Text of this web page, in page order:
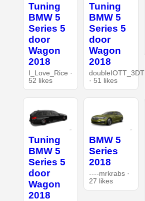
Tuning
BMW 5
Series 5
door
Wagon
2018
I_Love_Rice ·
52 likes
Tuning
BMW 5
Series 5
door
Wagon
2018
doubleIOTT_3DT
· 51 likes
Tuning
BMW 5
Series 5
door
Wagon
2018
BMW 5
Series
2018
----mrkrabs ·
27 likes